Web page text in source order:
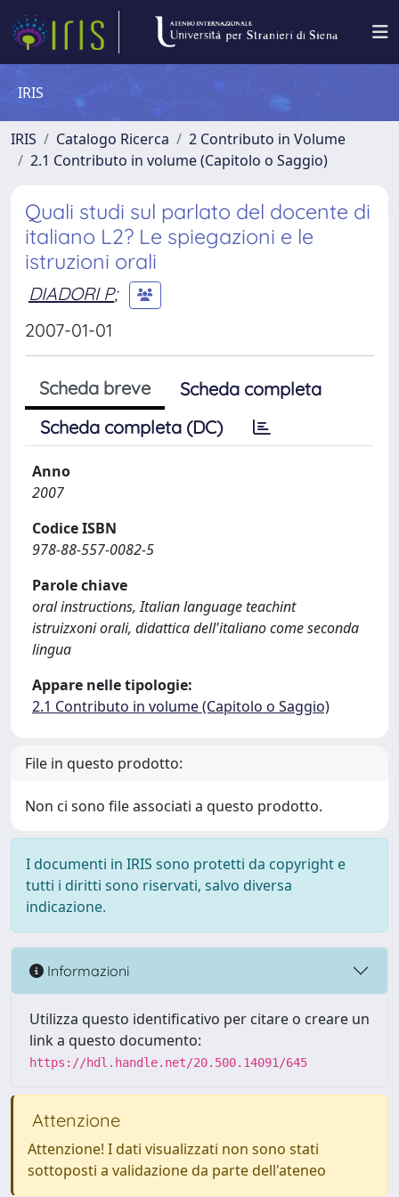
IRIS
IRIS Catalogo Ricerca
2 Contributo in Volume
2.1 Contributo in volume (Capitolo o Saggio)
Quali studi sul parlato del docente di
italiano L2? Le spiegazioni e le
istruzioni orali
DIADORI P;
2007-01-01
Scheda breve
Scheda completa
Scheda completa (DC)
Anno
2007
Codice ISBN
978-88-557-0082-5
Parole chiave
oral instructions, Italian language teachint
istruizxoni orali, didattica dell'italiano come seconda
lingua
Appare nelle tipologie:
2.1 Contributo in volume (Capitolo o Saggio)
File in questo prodotto:
Non ci sono file associati a questo prodotto.
I documenti in IRIS sono protetti da copyright e
tutti i diritti sono riservati, salvo diversa
indicazione.
Informazioni
Utilizza questo identificativo per citare o creare un
link a questo documento:
https://hdl.handle.net/20.500.14091/645
Attenzione
Attenzione! I dati visualizzati non sono stati
sottoposti a validazione da parte dell'ateneo